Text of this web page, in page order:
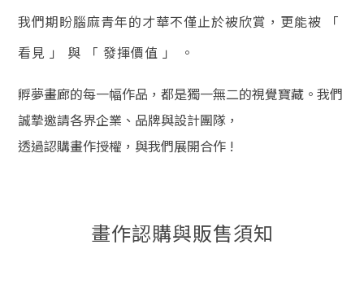
我們期盼腦麻青年的才華不僅止於被欣賞，更能被 「
看見 」 與 「 發揮價值 」 。
孵夢畫廊的每一幅作品，都是獨一無二的視覺寶藏。我們
誠摯邀請各界企業、品牌與設計團隊，
透過認購畫作授權，與我們展開合作 !
畫作認購與販售須知